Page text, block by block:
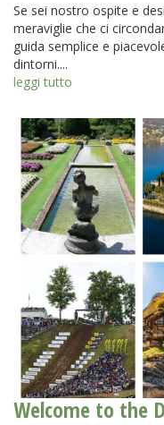
Se sei nostro ospite e
meraviglie che ci
guida semplice e
dintorni....
leggi tutto
Welcome to the